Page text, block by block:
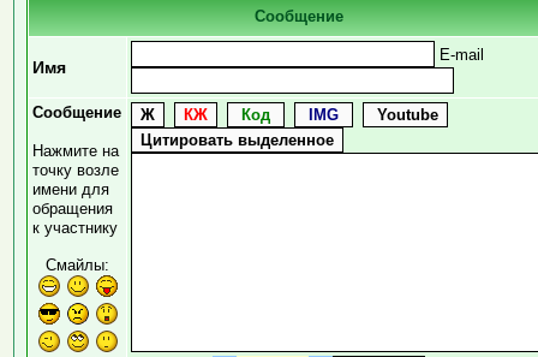
Сообщение
Имя
E-mail
Сообщение
Нажмите на
точку возле
имени для
обращения
к участнику
Смайлы: